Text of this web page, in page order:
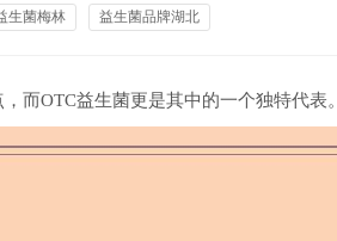
生菌梅林 益生菌品牌湖北
而OTC益生菌更是其中的一个独特代表。